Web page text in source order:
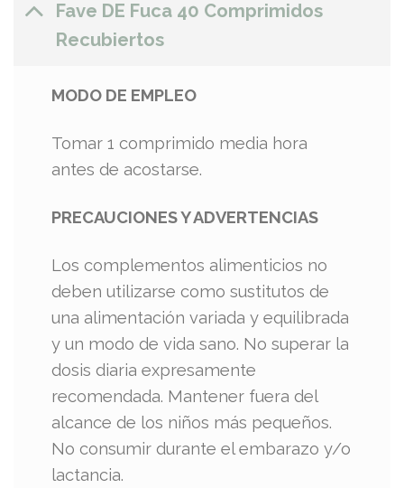
Fave DE Fuca 40 Comprimidos
Recubiertos
MODO DE EMPLEO
Tomar 1 comprimido media hora
antes de acostarse.
PRECAUCIONES Y ADVERTENCIAS
Los complementos alimenticios no
deben utilizarse como sustitutos de
una alimentación variada y equilibrada
y un modo de vida sano. No superar la
dosis diaria expresamente
recomendada. Mantener fuera del
alcance de los niños más pequeños.
No consumir durante el embarazo y/o
lactancia.